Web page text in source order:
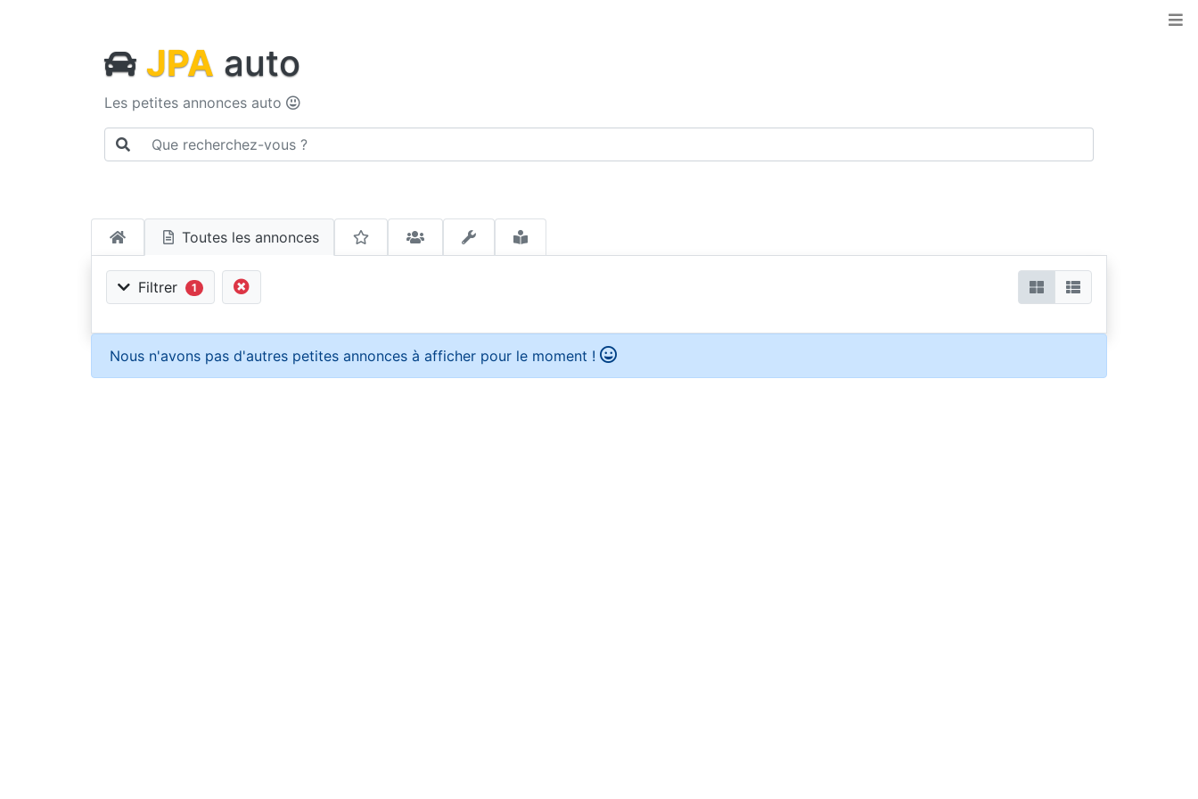
JPA auto
Les petites annonces auto
Toutes les annonces
Filtrer 1
Nous n'avons pas d'autres petites annonces à afficher pour le moment !